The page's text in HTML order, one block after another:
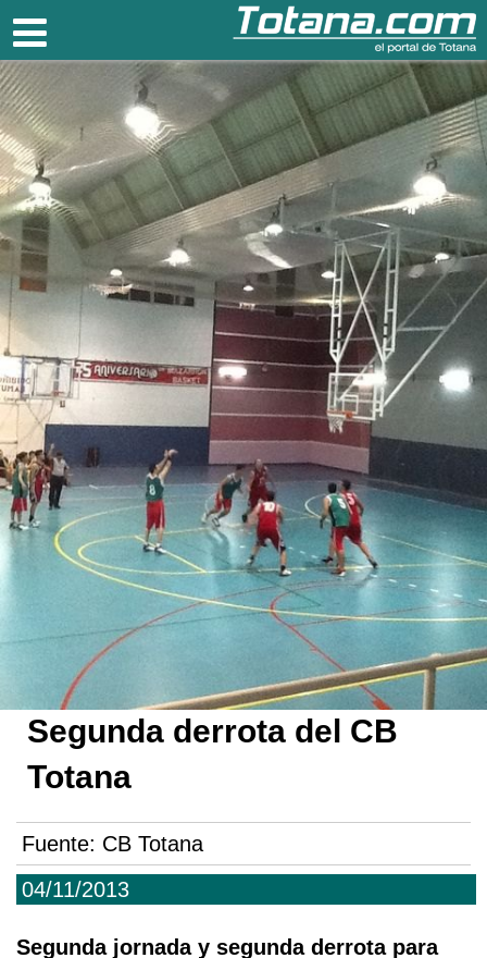
Totana.com
04/11/2013
Segunda derrota del CB
Totana
Fuente: CB Totana
Segunda jornada y segunda derrota para